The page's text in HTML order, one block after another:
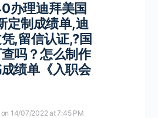
理迪拜美国
定制成绩单,迪
,留信认证,?国
吗？怎么制作
绩单《入职会
on 14/07/2022 at 7:45 PM